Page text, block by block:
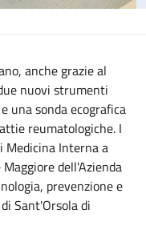
anche grazie al
nuovi strumenti
una sonda ecografica
reumatologiche. I
Medicina Interna a
dell'Azienda
prevenzione e
Sant'Orsola di